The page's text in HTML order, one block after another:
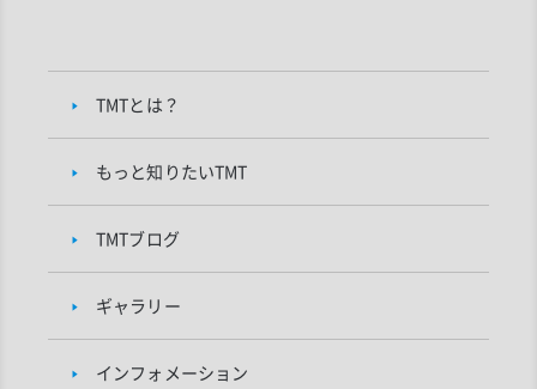
TMTとは？
もっと知りたいTMT
TMTブログ
ギャラリー
インフォメーション